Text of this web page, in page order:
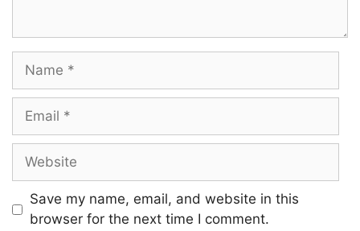
Name
Email
Website
Save my name, email, and website in this
browser for the next time I comment.